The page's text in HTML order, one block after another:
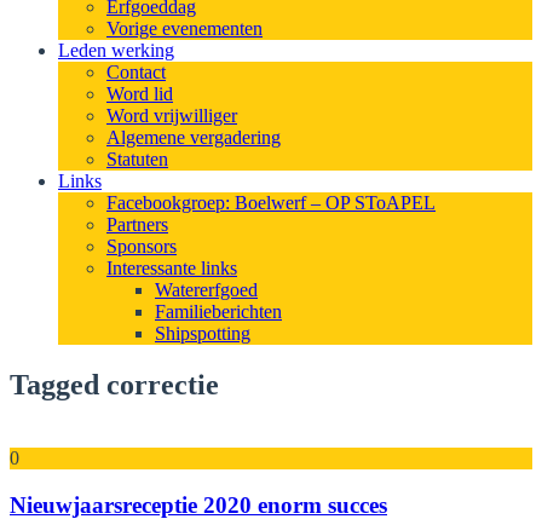
Erfgoeddag
Vorige evenementen
Leden werking
Contact
Word lid
Word vrijwilliger
Algemene vergadering
Statuten
Links
Facebookgroep: Boelwerf – OP SToAPEL
Partners
Sponsors
Interessante links
Watererfgoed
Familieberichten
Shipspotting
Tagged correctie
0
Nieuwjaarsreceptie 2020 enorm succes